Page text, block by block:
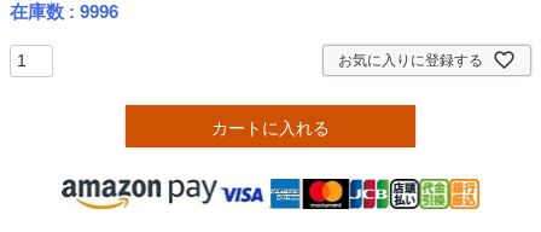
在庫数 9996
お気に入りに登録する
カートに入れる